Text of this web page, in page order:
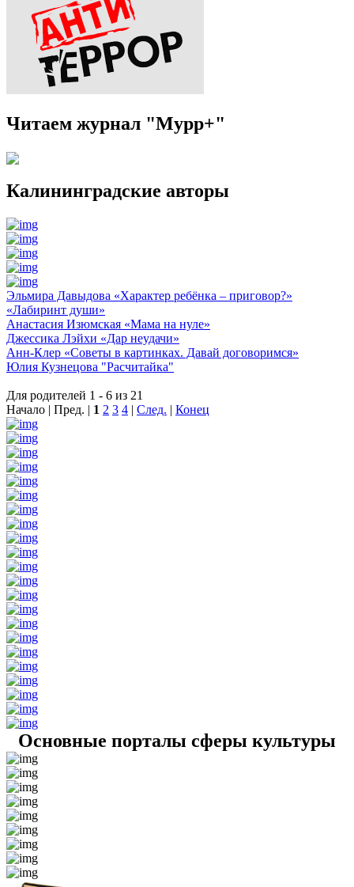
Читаем журнал "Мурр+"
Калининградские авторы
Эльмира Давыдова «Характер ребёнка – приговор?»
«Лабиринт души»
Анастасия Изюмская «Мама на нуле»
Джессика Лэйхи «Дар неудачи»
Анн-Клер «Советы в картинках. Давай договоримся»
Юлия Кузнецова "Расчитайка"
Для родителей 1 - 6 из 21
Начало | Пред. | 1 2 3 4 | След. | Конец
Основные порталы сферы культуры